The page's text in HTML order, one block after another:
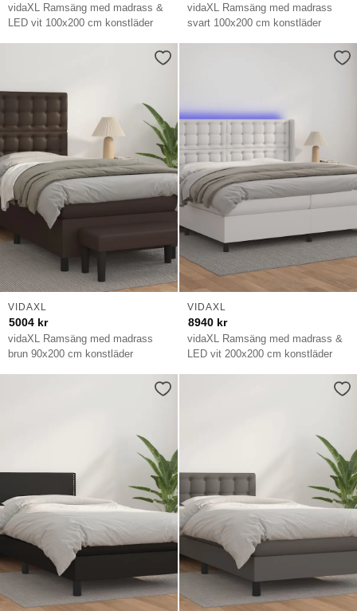
vidaXL Ramsäng med madrass &
LED vit 100x200 cm konstläder
vidaXL Ramsäng med madrass
svart 100x200 cm konstläder
vidaXL Ramsäng med madrass
brun 90x200 cm konstläder
VIDAXL
5004 kr
vidaXL Ramsäng med madrass &
LED vit 200x200 cm konstläder
VIDAXL
8940 kr